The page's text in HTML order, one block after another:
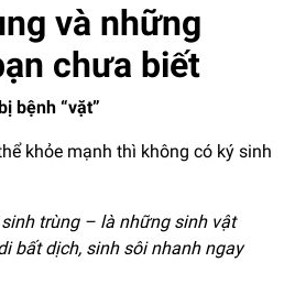
và những
chưa biết
bệnh “vặt”
khỏe mạnh thì không có ký sinh
trùng – là những sinh vật
bất dịch, sinh sôi nhanh ngay